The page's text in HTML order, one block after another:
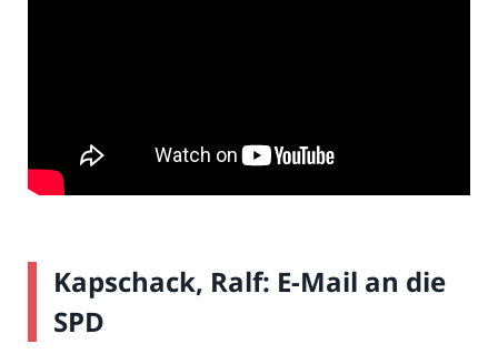
Kapschack, Ralf: E-Mail an die
SPD